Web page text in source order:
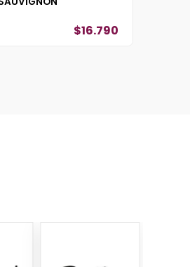
$16.790